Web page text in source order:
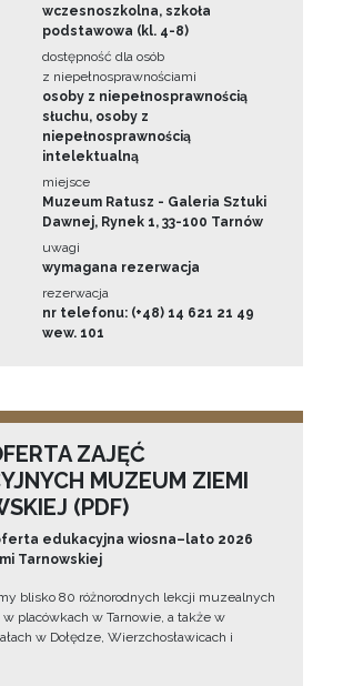
wczesnoszkolna, szkoła
podstawowa (kl. 4-8)
dostępność dla osób
z niepełnosprawnościami
osoby z niepełnosprawnością
słuchu, osoby z
niepełnosprawnością
intelektualną
miejsce
Muzeum Ratusz - Galeria Sztuki
Dawnej, Rynek 1, 33-100 Tarnów
uwagi
wymagana rezerwacja
rezerwacja
nr telefonu: (+48) 14 621 21 49
wew. 101
ZAJĘĆ
MUZEUM ZIEMI
(PDF)
edukacyjna wiosna–lato 2026
Tarnowskiej
blisko 80 różnorodnych lekcji muzealnych
placówkach w Tarnowie, a także w
w Dołędze, Wierzchosławicach i